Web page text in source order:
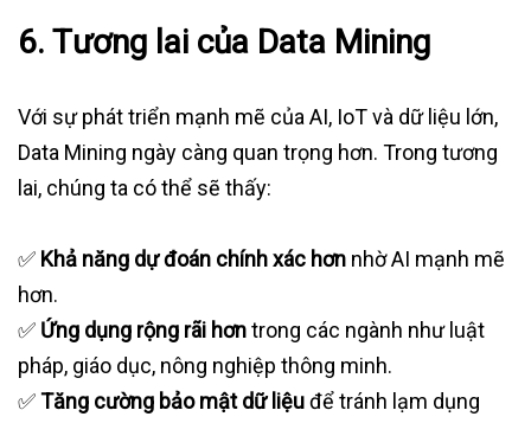
6. Tương lai của Data Mining
Với sự phát triển mạnh mẽ của AI, IoT và dữ liệu lớn,
Data Mining ngày càng quan trọng hơn. Trong tương
lai, chúng ta có thể sẽ thấy:
✅ Khả năng dự đoán chính xác hơn nhờ AI mạnh mẽ
hơn.
✅ Ứng dụng rộng rãi hơntrong các ngành như luật
pháp, giáo dục, nông nghiệp thông minh.
✅Tăng cường bảo mật dữ liệuđể tránh lạm dụng